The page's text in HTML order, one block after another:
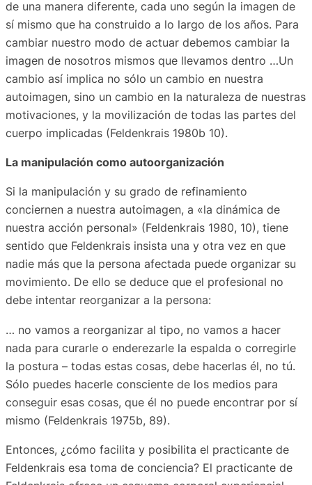
de una manera diferente, cada uno según la imagen de
sí mismo que ha construido a lo largo de los años. Para
cambiar nuestro modo de actuar debemos cambiar la
imagen de nosotros mismos que llevamos dentro …Un
cambio así implica no sólo un cambio en nuestra
autoimagen, sino un cambio en la naturaleza de nuestras
motivaciones, y la movilización de todas las partes del
cuerpo implicadas (Feldenkrais 1980b 10).
La manipulación como autoorganización
Si la manipulación y su grado de refinamiento
conciernen a nuestra autoimagen, a «la dinámica de
nuestra acción personal» (Feldenkrais 1980, 10), tiene
sentido que Feldenkrais insista una y otra vez en que
nadie más que la persona afectada puede organizar su
movimiento. De ello se deduce que el profesional no
debe intentar reorganizar a la persona:
… no vamos a reorganizar al tipo, no vamos a hacer
nada para curarle o enderezarle la espalda o corregirle
la postura – todas estas cosas, debe hacerlas él, no tú.
Sólo puedes hacerle consciente de los medios para
conseguir esas cosas, que él no puede encontrar por sí
mismo (Feldenkrais 1975b, 89).
Entonces, ¿cómo facilita y posibilita el practicante de
Feldenkrais esa toma de conciencia? El practicante de